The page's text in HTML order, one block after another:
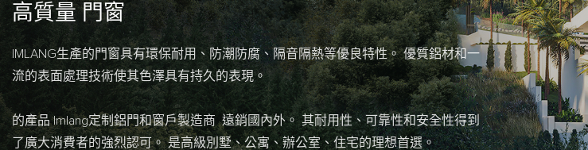
高質量門窗
IMLANG生產的門窗具有環保耐用、防潮防腐、隔音隔熱等優良特性。 優質鋁材和一
流的表面處理技術使其色澤具有持久的表現。
的產品Imlang定制鋁門和窗戶製造商遠銷國內外。 其耐用性、可靠性和安全性得到
了廣大消費者的強烈認可。 是高級別墅、公寓、辦公室、住宅的理想首選。